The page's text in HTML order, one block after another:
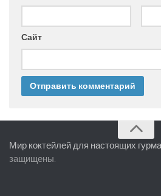
Сайт
Мир коктейлей для настоящих
защищены.